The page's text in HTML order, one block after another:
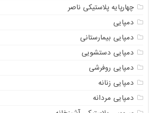
چهارپایه پلاستیکی ناصر
دمپایی
دمپایی بیمارستانی
دمپایی دستشویی
دمپایی روفرشی
دمپایی زنانه
دمپایی مردانه